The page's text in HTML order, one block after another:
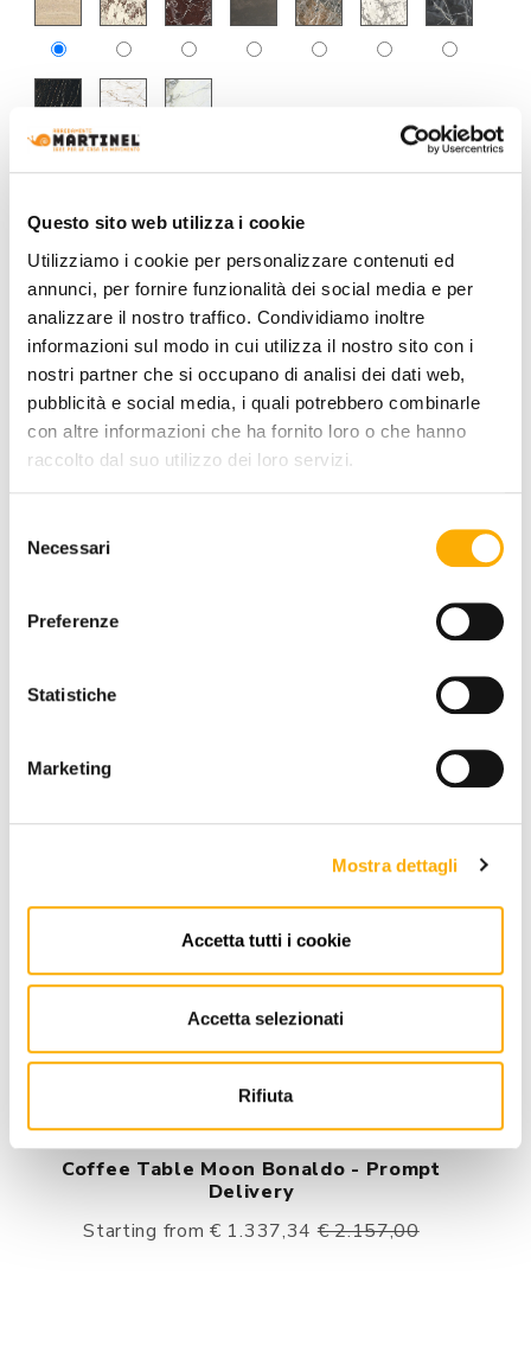
Questo sito web utilizza i cookie
Utilizziamo i cookie per personalizzare contenuti ed
annunci, per fornire funzionalità dei social media e per
analizzare il nostro traffico. Condividiamo inoltre
informazioni sul modo in cui utilizza il nostro sito con i
nostri partner che si occupano di analisi dei dati web,
pubblicità e social media, i quali potrebbero combinarle
con altre informazioni che ha fornito loro o che hanno
raccolto dal suo utilizzo dei loro servizi.
delNecessari
Preferenze
Statistiche
Marketing
Mostra dettagli
Accetta tutti i cookie
Accetta selezionati
Rifiuta
INFORMATION
BRAND
BEST PRICE GUARANTEED
YOU MAY ALSO LIKE
Bonaldo
Coffee Table Moon Bonaldo - Prompt
Delivery
Starting from € 1.337,34€ 2.157,00